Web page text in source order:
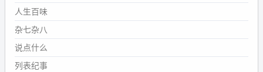
人生百味
杂七杂八
说点什么
列表纪事